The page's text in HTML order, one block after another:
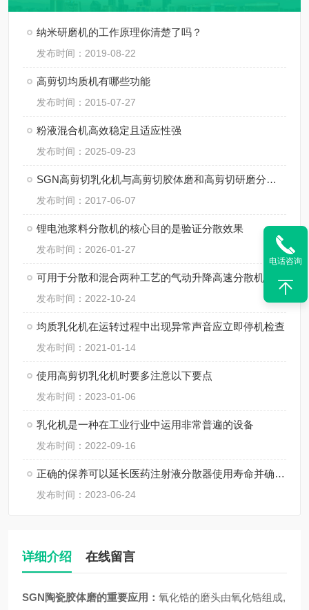
纳米研磨机的工作原理你清楚了吗？
发布时间：2019-08-22
高剪切均质机有哪些功能
发布时间：2015-07-27
粉液混合机高效稳定且适应性强
发布时间：2025-09-23
SGN高剪切乳化机与高剪切胶体磨和高剪切研磨分散机的区别
发布时间：2017-06-07
锂电池浆料分散机的核心目的是验证分散效果
发布时间：2026-01-27
可用于分散和混合两种工艺的气动升降高速分散机
发布时间：2022-10-24
均质乳化机在运转过程中出现异常声音应立即停机检查
发布时间：2021-01-14
使用高剪切乳化机时要多注意以下要点
发布时间：2023-01-06
乳化机是一种在工业行业中运用非常普遍的设备
发布时间：2022-09-16
正确的保养可以延长医药注射液分散器使用寿命并确保操作安全
发布时间：2023-06-24
详细介绍 在线留言
SGN陶瓷胶体磨的重要应用： 氧化锆的磨头由氧化锆组成,
电话咨询